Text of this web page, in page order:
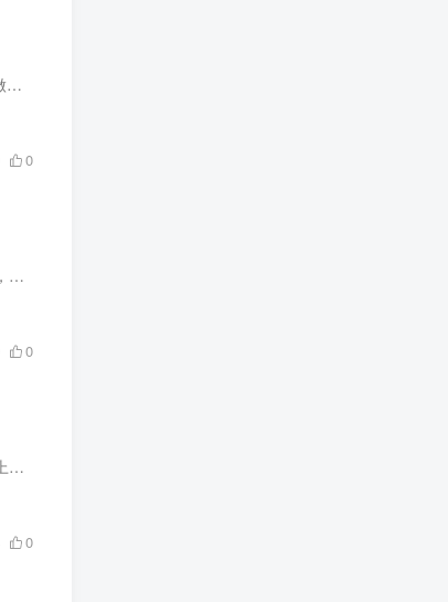
0
这个玩法让你彻底告别繁琐的后期：不需要找素材、不需要剪辑，甚至选题都帮你列好了（工具自带热点库），只需点两下手机，5分钟直接生成高清原创视频。一条视频同步分发到
0
0